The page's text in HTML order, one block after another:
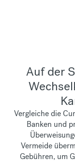
Auf der
Vergleiche die
Banken und
Vermeide
Gebühren, um